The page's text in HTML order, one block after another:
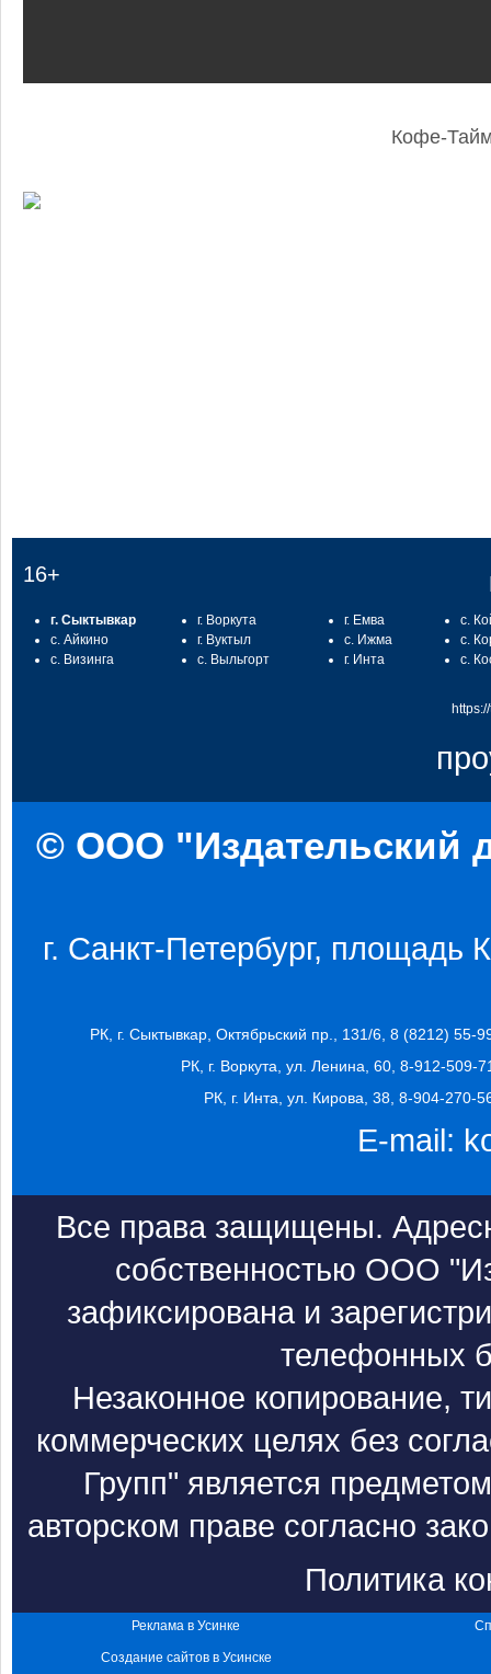
Кофе-
16+
г. Сыктывкар
с. Айкино
с. Визинга
г. Воркута
г. Вуктыл
с. Выльгорт
г. Емва
с. Ижма
г. Инта
с.
с.
с.
© ООО "Издательский
г. Санкт-Петербург, площадь
РК, г. Сыктывкар, Октябрьский пр., 131/6, 8 (8212) 55-
РК, г. Воркута, ул. Ленина, 60, 8-912-509-
РК, г. Инта, ул. Кирова, 38, 8-904-270-
E-mail:
Все права защищены.
собственностью ООО
зафиксирована и
телефонных
Незаконное копирование,
коммерческих целях без
Групп" является
авторском праве согласно
Политика
Реклама в Усинке
Создание сайтов в Усинске